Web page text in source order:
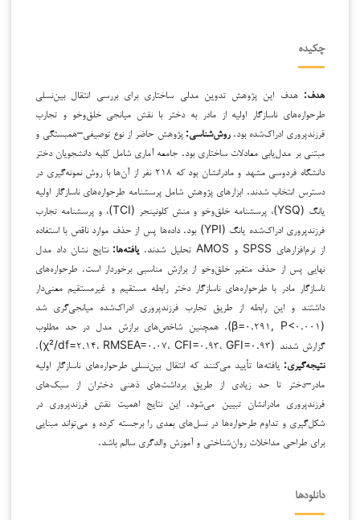
چکیده
هدف: هدف این پژوهش تدوین مدلی ساختاری برای بررسی انتقال بین‌نسلی
طرحواره‌های ناسازگار اولیه از مادر به دختر با نقش میانجی خلق‌وخو و تجارب
فرزندپروری ادراک‌شده بود.روش‌شناسی:پژوهش حاضر از نوع توصیفی–همبستگی و
مبتنی بر مدل‌یابی معادلات ساختاری بود. جامعه آماری شامل کلیه دانشجویان دختر
دانشگاه فردوسی مشهد و مادرانشان بود که ۲۱۸ نفر از آن‌ها با روش نمونه‌گیری در
دسترس انتخاب شدند. ابزارهای پژوهش شامل پرسشنامه طرحواره‌های ناسازگار اولیه
یانگ (YSQ)، پرسشنامه خلق‌وخو و منش کلونینجر (TCI)، و پرسشنامه تجارب
فرزندپروری ادراک‌شده یانگ (YPI) بود. داده‌ها پس از حذف موارد ناقص با استفاده
از نرم‌افزارهای SPSS و AMOS تحلیل شدند.
یافته‌ها: نتایج نشان داد مدل
نهایی پس از حذف متغیر خلق‌وخو از برازش مناسبی برخوردار است. طرحواره‌های
ناسازگار مادر با طرحواره‌های ناسازگار دختر رابطه مستقیم و غیرمستقیم معنی‌دار
داشتند و این رابطه از طریق تجارب فرزندپروری ادراک‌شده میانجی‌گری شد
(β=۰.۲۹۱, P<۰.۰۰۱). همچنین شاخص‌های برازش مدل در حد مطلوب
گزارش شدند (χ²/df=۲.۱۴، RMSEA=۰.۰۷، CFI=۰.۹۳، GFI=۰.۹۳).
نتیجه‌گیری: یافته‌ها تأیید می‌کنند که انتقال بین‌نسلی طرحواره‌های ناسازگار اولیه
مادر–دختر تا حد زیادی از طریق برداشت‌های ذهنی دختران از سبک‌های
فرزندپروری مادرانشان تبیین می‌شود. این نتایج اهمیت نقش فرزندپروری در
شکل‌گیری و تداوم طرحواره‌ها در نسل‌های بعدی را برجسته کرده و می‌تواند مبنایی
برای طراحی مداخلات روان‌شناختی و آموزش والدگری سالم باشد.
دانلودها